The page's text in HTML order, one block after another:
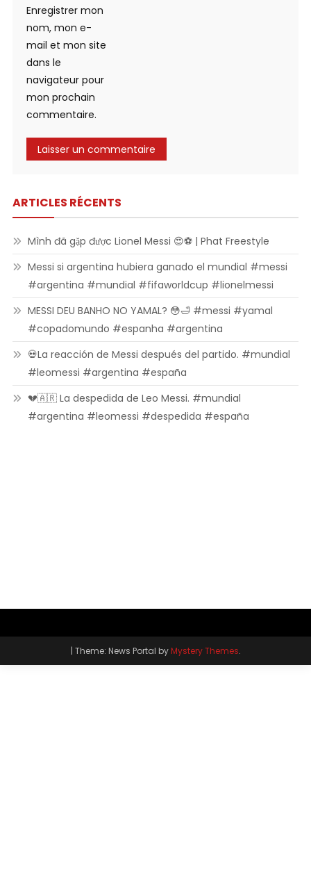
Enregistrer mon
nom, mon e-
mail et mon site
dans le
navigateur pour
mon prochain
commentaire.
ARTICLES RÉCENTS
Mình đã gặp được Lionel Messi 😍⚽ | Phat Freestyle
Messi si argentina hubiera ganado el mundial #messi
#argentina #mundial #fifaworldcup #lionelmessi
MESSI DEU BANHO NO YAMAL? 😳🛁 #messi #yamal
#copadomundo #espanha #argentina
💀La reacción de Messi después del partido. #mundial
#leomessi #argentina #españa
💔🇦🇷 La despedida de Leo Messi. #mundial
#argentina #leomessi #despedida #españa
| Theme: News Portal byMystery Themes.